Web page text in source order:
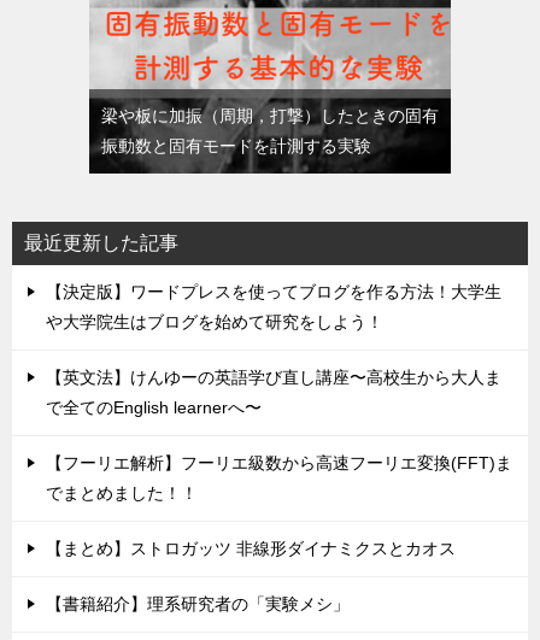
梁や板に加振（周期，打撃）したときの固有
振動数と固有モードを計測する実験
最近更新した記事
【決定版】ワードプレスを使ってブログを作る方法！大学生
や大学院生はブログを始めて研究をしよう！
【英文法】けんゆーの英語学び直し講座〜高校生から大人ま
で全てのEnglish learnerへ〜
【フーリエ解析】フーリエ級数から高速フーリエ変換(FFT)ま
でまとめました！！
【まとめ】ストロガッツ 非線形ダイナミクスとカオス
【書籍紹介】理系研究者の「実験メシ」